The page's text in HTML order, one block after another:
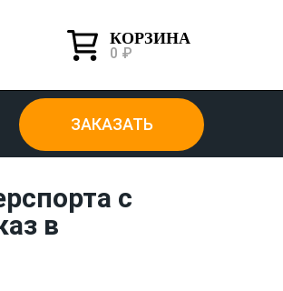
КОРЗИНА
0 ₽
ЗАКАЗАТЬ
с
в